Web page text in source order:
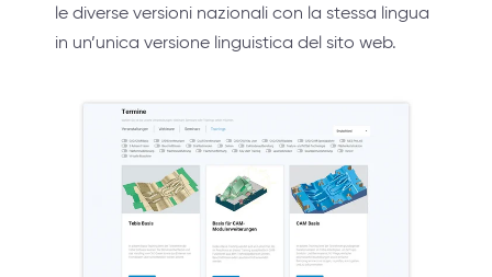
le diverse versioni nazionali con la stessa lingua
in un’unica versione linguistica del sito web.